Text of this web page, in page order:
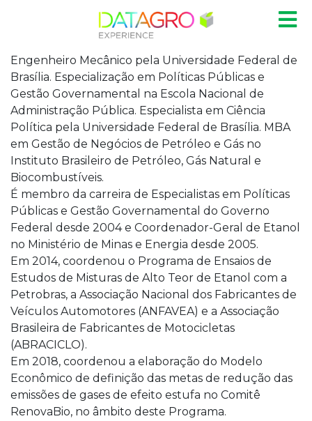
Engenheiro Mecânico pela Universidade Federal de
Brasília. Especialização em Políticas Públicas e
Gestão Governamental na Escola Nacional de
Administração Pública. Especialista em Ciência
Política pela Universidade Federal de Brasília. MBA
em Gestão de Negócios de Petróleo e Gás no
Instituto Brasileiro de Petróleo, Gás Natural e
Biocombustíveis.
É membro da carreira de Especialistas em Políticas
Públicas e Gestão Governamental do Governo
Federal desde 2004 e Coordenador-Geral de Etanol
no Ministério de Minas e Energia desde 2005.
Em 2014, coordenou o Programa de Ensaios de
Estudos de Misturas de Alto Teor de Etanol com a
Petrobras, a Associação Nacional dos Fabricantes de
Veículos Automotores (ANFAVEA) e a Associação
Brasileira de Fabricantes de Motocicletas
(ABRACICLO).
Em 2018, coordenou a elaboração do Modelo
Econômico de definição das metas de redução das
emissões de gases de efeito estufa no Comitê
RenovaBio, no âmbito deste Programa.